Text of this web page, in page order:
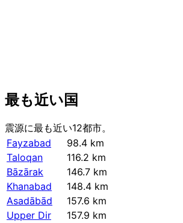
最も近い国
震源に最も近い12都市。
Fayzabad
98.4 km
Taloqan
116.2 km
Bāzārak
146.7 km
Khanabad
148.4 km
Asadābād
157.6 km
Upper Dir
157.9 km